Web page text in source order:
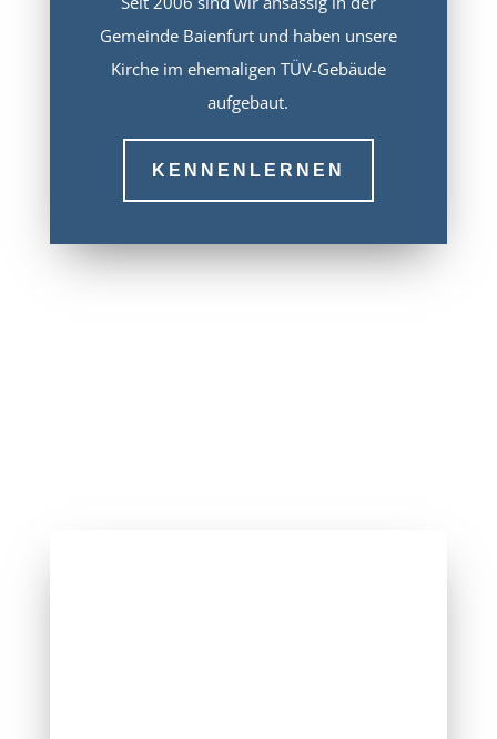
Gemeinde Baienfurt und haben unsere
Kirche im ehemaligen TÜV-Gebäude
aufgebaut.
KENNENLERNEN